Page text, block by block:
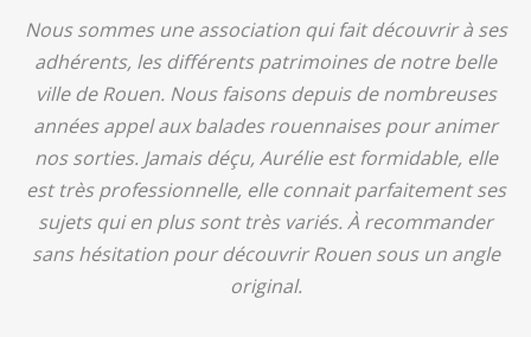
Nous sommes une association qui fait découvrir à ses
adhérents, les différents patrimoines de notre belle
ville de Rouen. Nous faisons depuis de nombreuses
années appel aux balades rouennaises pour animer
nos sorties. Jamais déçu, Aurélie est formidable, elle
est très professionnelle, elle connait parfaitement ses
sujets qui en plus sont très variés. À recommander
sans hésitation pour découvrir Rouen sous un angle
original.